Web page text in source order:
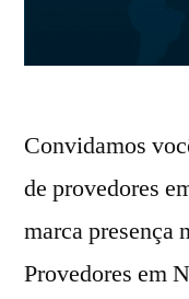
Convidamos
de provedores
marca presença
Provedores em